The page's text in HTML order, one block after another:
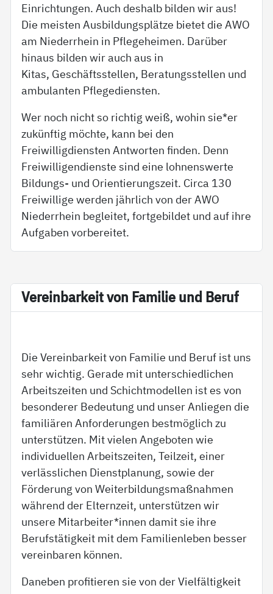
Einrichtungen. Auch deshalb bilden wir aus!
Die meisten Ausbildungsplätze bietet die AWO
am Niederrhein in Pflegeheimen. Darüber
hinaus bilden wir auch aus in
Kitas, Geschäftsstellen, Beratungsstellen und
ambulanten Pflegediensten.
Wer noch nicht so richtig weiß, wohin sie*er
zukünftig möchte, kann bei den
Freiwilligdiensten Antworten finden. Denn
Freiwilligendienste sind eine lohnenswerte
Bildungs- und Orientierungszeit. Circa 130
Freiwillige werden jährlich von der AWO
Niederrhein begleitet, fortgebildet und auf ihre
Aufgaben vorbereitet.
Ve­r­ein­bar­keit von Fa­mi­lie und Be­ruf
Die Vereinbarkeit von Familie und Beruf ist uns
sehr wichtig. Gerade mit unterschiedlichen
Arbeitszeiten und Schichtmodellen ist es von
besonderer Bedeutung und unser Anliegen die
familiären Anforderungen bestmöglich zu
unterstützen. Mit vielen Angeboten wie
individuellen Arbeitszeiten, Teilzeit, einer
verlässlichen Dienstplanung, sowie der
Förderung von Weiterbildungsmaßnahmen
während der Elternzeit, unterstützen wir
unsere Mitarbeiter*innen damit sie ihre
Berufstätigkeit mit dem Familienleben besser
vereinbaren können.
Daneben profitieren sie von der Vielfältigkeit